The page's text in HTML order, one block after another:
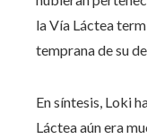
la Vía Láctea
temprana de su
En síntesis, Loki
Láctea aún era